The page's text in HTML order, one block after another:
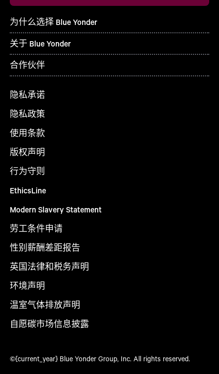
为什么选择 Blue Yonder
关于 Blue Yonder
合作伙伴
隐私承诺
隐私政策
使用条款
版权声明
行为守则
EthicsLine
Modern Slavery Statement
劳工条件申请
性别薪酬差距报告
英国法律和税务声明
环境声明
温室气体排放声明
自愿碳市场信息披露
©{current_year} Blue Yonder Group, Inc. All rights reserved.